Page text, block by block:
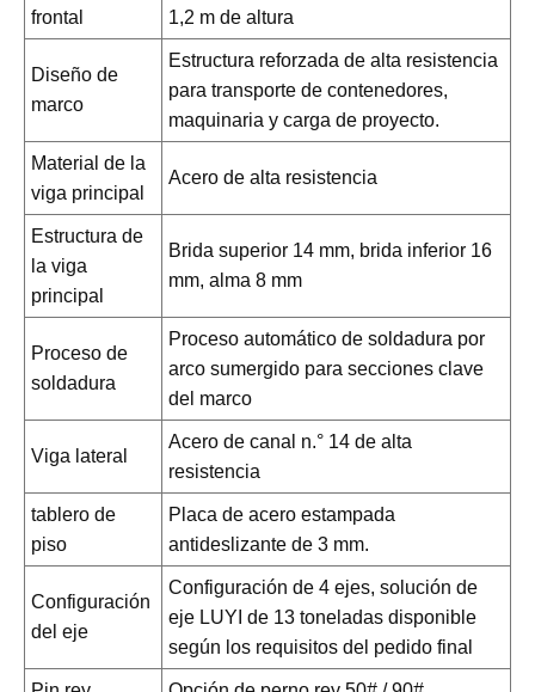
frontal
1,2 m de altura
Diseño de
marco
Estructura reforzada de alta resistencia
para transporte de contenedores,
maquinaria y carga de proyecto.
Material de la
viga principal
Acero de alta resistencia
Estructura de
la viga
principal
Brida superior 14 mm, brida inferior 16
mm, alma 8 mm
Proceso de
soldadura
Proceso automático de soldadura por
arco sumergido para secciones clave
del marco
Viga lateral
Acero de canal n.° 14 de alta
resistencia
tablero de
piso
Placa de acero estampada
antideslizante de 3 mm.
Configuración
del eje
Configuración de 4 ejes, solución de
eje LUYI de 13 toneladas disponible
según los requisitos del pedido final